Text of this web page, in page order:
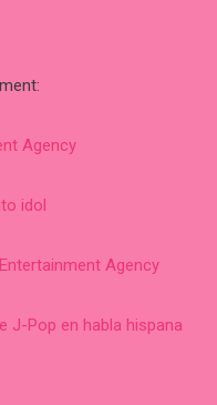
Agency
idol
Agency
J-Pop en habla hispana